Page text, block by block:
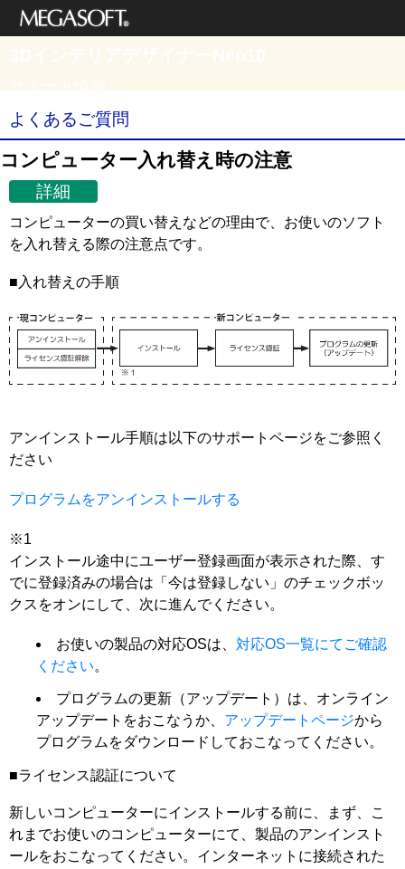
よくあるご質問
コンピューター入れ替え時の注意
詳細
コンピューターの買い替えなどの理由で、お使いのソフト
を入れ替える際の注意点です。
■入れ替えの手順
アンインストール手順は以下のサポートページをご参照く
ださい
プログラムをアンインストールする
※1
インストール途中にユーザー登録画面が表示された際、す
でに登録済みの場合は「今は登録しない」のチェックボッ
クスをオンにして、次に進んでください。
お使いの製品の対応OSは、 対応OS一覧にてご確認
ください。
プログラムの更新（アップデート）は、オンライン
アップデートをおこなうか、 アップデートページから
プログラムをダウンロードしておこなってください。
■ライセンス認証について
新しいコンピューターにインストールする前に、まず、こ
れまでお使いのコンピューターにて、製品のアンインスト
ールをおこなってください。インターネットに接続された